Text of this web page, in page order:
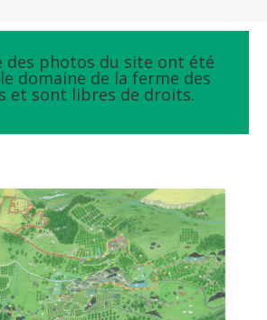
des photos du site ont été
domaine de la ferme des
et sont libres de droits.